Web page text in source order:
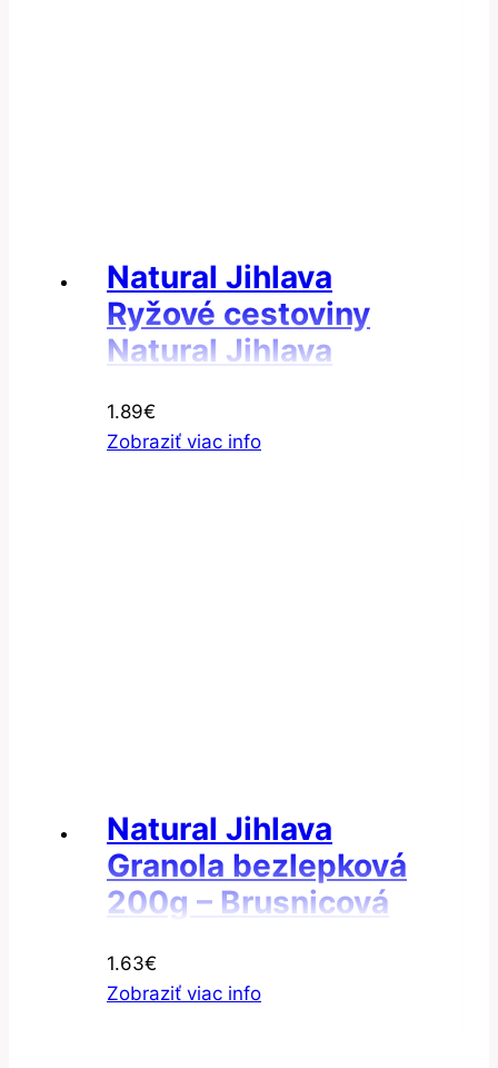
Natural Jihlava
Ryžové cestoviny
Natural Jihlava
kolienka
bezgluténové 300g
1.89€
Zobraziť viac info
Natural Jihlava
Granola bezlepková
200g – Brusnicová
1.63€
Zobraziť viac info